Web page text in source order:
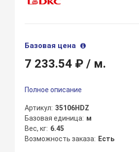
Базовая цена
7 233.54 ₽/ м.
Полное описание
Артикул 35106HDZ
Базовая единица м
Вес, кг 6.45
Возможность заказа
Есть